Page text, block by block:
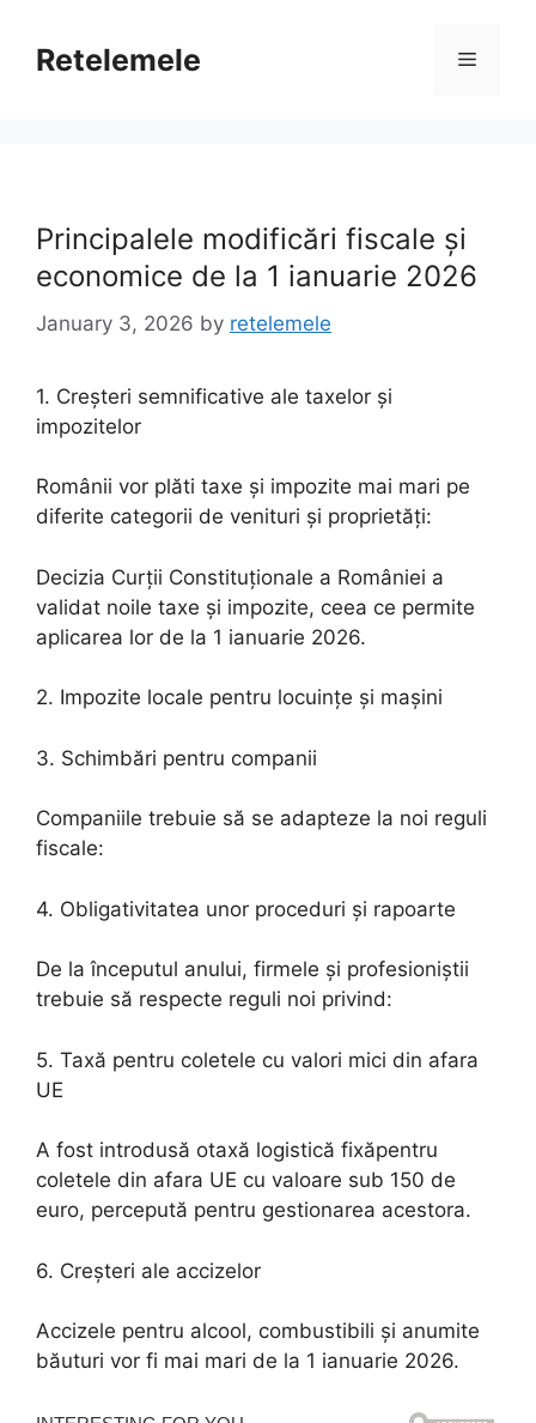
contentRetelemele Menu
Principalele modificări fiscale și
economice de la 1 ianuarie 2026
January 3, 2026 by retelemele
1. Creșteri semnificative ale taxelor și
impozitelor
Românii vor plăti taxe și impozite mai mari pe
diferite categorii de venituri și proprietăți:
Decizia Curții Constituționale a României a
validat noile taxe și impozite, ceea ce permite
aplicarea lor de la 1 ianuarie 2026.
2. Impozite locale pentru locuințe și mașini
3. Schimbări pentru companii
Companiile trebuie să se adapteze la noi reguli
fiscale:
4. Obligativitatea unor proceduri și rapoarte
De la începutul anului, firmele și profesioniștii
trebuie să respecte reguli noi privind:
5. Taxă pentru coletele cu valori mici din afara
UE
A fost introdusă otaxă logistică fixăpentru
coletele din afara UE cu valoare sub 150 de
euro, percepută pentru gestionarea acestora.
6. Creșteri ale accizelor
Accizele pentru alcool, combustibili și anumite
băuturi vor fi mai mari de la 1 ianuarie 2026.